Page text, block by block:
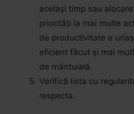
același timp sau
priorități la mai multe
de productivitate e
eficient făcut și mai
de mântuială.
Verifică lista cu
respecta.